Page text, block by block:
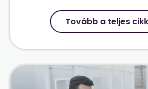
Tovább a teljes